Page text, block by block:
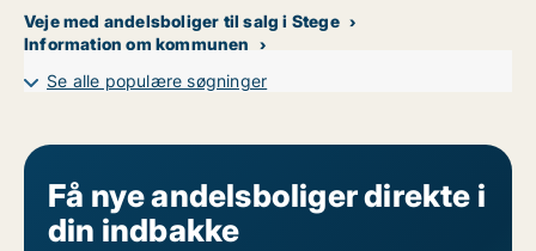
Veje med andelsboliger til salg i Stege
Information om kommunen
Se alle populære søgninger
Få nye andelsboliger direkte i
din indbakke